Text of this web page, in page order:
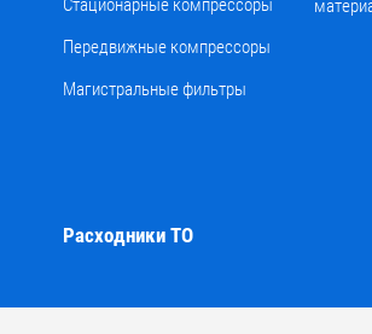
Стационарные компрессоры
Передвижные компрессоры
Магистральные фильтры
Расходники ТО